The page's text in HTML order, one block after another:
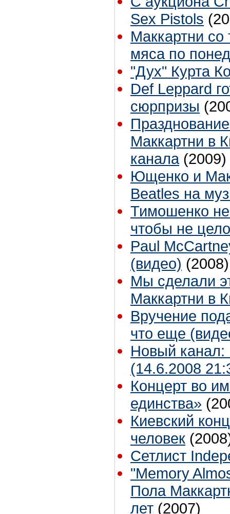
Sex Pistols
Маккартни
мяса по
"Дух" Курта
Def Leppard
сюрпризы
Маккартни в
канала (2009)
Ющенко и
Beatles на
Тимошенко
чтобы не
Paul
(видео) (2008)
Мы сделали
Маккартни в
Вручение
что еще
Новый канал:
(14.6.2008
Концерт во
единства»
Киевский
человек
Сетлист
"Memory
Пола
лет (2007)